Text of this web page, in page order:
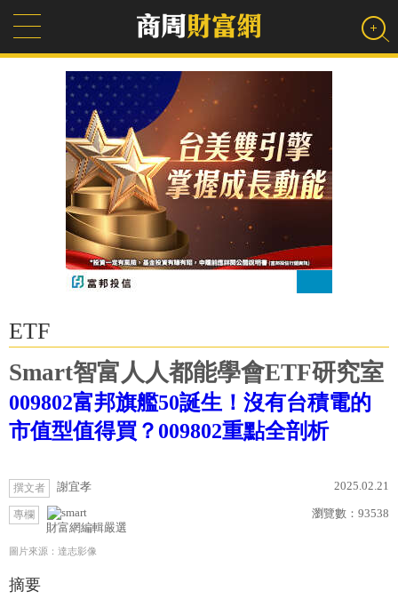
ETF
Smart智富人人都能學會ETF研究室
009802富邦旗艦50誕生！沒有台積電的
市值型值得買？009802重點全剖析
撰文者 謝宜孝 2025.02.21
專欄
財富網編輯嚴選
瀏覽數： 93538
圖片來源：達志影像
摘要